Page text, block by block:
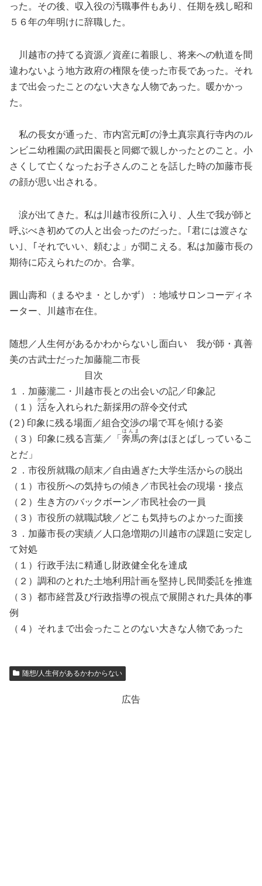
った。その後、収入役の汚職事件もあり、任期を残し昭和
５６年の年明けに辞職した。
川越市の持てる資源／資産に着眼し、将来への軌道を間
違わないよう地方政府の権限を使った市長であった。それ
まで出会ったことのない大きな人物であった。暖かかっ
た。
私の長女が通った、市内宮元町の浄土真宗真行寺内のル
ンビニ幼稚園の武田園長と同郷で親しかったとのこと。小
さくして亡くなったお子さんのことを話した時の加藤市長
の顔が思い出される。
涙が出てきた。私は川越市役所に入り、人生で我が師と
呼ぶべき初めての人と出会ったのだった。｢君には渡さな
い｣、｢それでいい、頼むよ」が聞こえる。私は加藤市長の
期待に応えられたのか。合掌。
圓山壽和（まるやま・としかず）：地域サロンコーディネ
ーター、川越市在住。
随想／人生何があるかわからないし面白い 我が師・真善
美の古武士だった加藤龍二市長
目次
１．加藤瀧二・川越市長との出会いの記／印象記
（１） 活
かつ
を入れられた新採用の辞令交付式
(２) 印象に残る場面／組合交渉の場で耳を傾ける姿
（３）印象に残る言葉／「 奔馬
ほんま
の奔はほとばしっているこ
とだ」
２．市役所就職の顛末／自由過ぎた大学生活からの脱出
（１）市役所への気持ちの傾き／市民社会の現場・接点
（２）生き方のバックボーン／市民社会の一員
（３）市役所の就職試験／どこも気持ちのよかった面接
３．加藤市長の実績／人口急増期の川越市の課題に安定し
て対処
（１）行政手法に精通し財政健全化を達成
（２）調和のとれた土地利用計画を堅持し民間委託を推進
（３）都市経営及び行政指導の視点で展開された具体的事
例
（４）それまで出会ったことのない大きな人物であった
随想/人生何があるかわからない
広告